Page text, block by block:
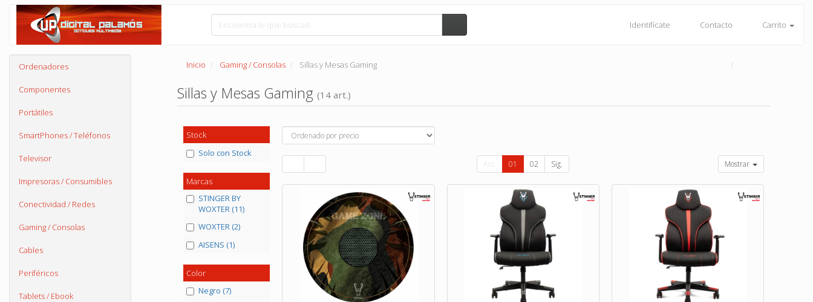
Identifícate Contacto Carrito
Ordenadores
Componentes
Portátiles
SmartPhones / Teléfonos
Televisor
Impresoras / Consumibles
Conectividad / Redes
Gaming / Consolas
Cables
Periféricos
Tablets / Ebook
Inicio Gaming / Consolas Sillas y Mesas Gaming
Sillas y Mesas Gaming (14 art.)
Stock
Solo con Stock
Marcas
STINGER BY
WOXTER (11)
WOXTER (2)
AISENS (1)
Color
Negro (7)
Ant. 01 02 Sig. Mostrar